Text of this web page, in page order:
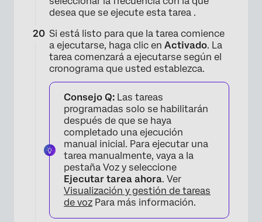
×
desea que se ejecute esta tarea .
Si está listo para que la tarea comience
a ejecutarse, haga clic en Activado. La
tarea comenzará a ejecutarse según el
cronograma que usted establezca.
Consejo Q: Las tareas
programadas solo se habilitarán
después de que se haya
completado una ejecución
manual inicial. Para ejecutar una
tarea manualmente, vaya a la
pestaña Voz y seleccione
Ejecutar tarea ahora. Ver
Visualización y gestión de tareas
de voz Para más información.